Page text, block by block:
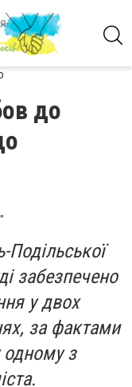
до
забезпечено
у двох
за фактами
одному з